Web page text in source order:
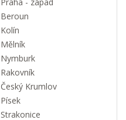
Beroun
Kolín
Mělník
Nymburk
Rakovník
Český Krumlov
Písek
Strakonice